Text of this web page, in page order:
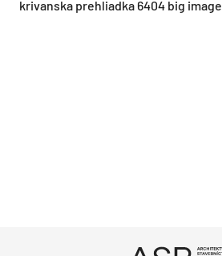
krivanska prehliadka 6404 big image